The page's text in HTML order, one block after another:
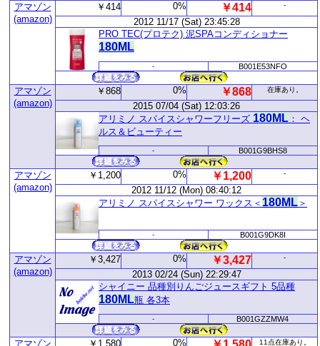
アマゾン
(amazon)
￥414 0% ￥414 -
2012 11/17 (Sat) 23:45:28
PRO TEC(プロテク) 泥SPAコンディショナー
180ML
- B001E53NFO
アマゾン
(amazon)
￥868 0% ￥868 在庫あり。
2015 07/04 (Sat) 12:03:26
アリミノ スパイスシャワーフリーズ 180ML ： ヘ
ルス＆ビューティー
- B001G9BHS8
アマゾン
(amazon)
￥1,200 0% ￥1,200 -
2012 11/12 (Mon) 08:40:12
アリミノ スパイスシャワー ワックス＜ 180ML ＞
- B001G9DK8I
アマゾン
(amazon)
￥3,427 0% ￥3,427 -
2013 02/24 (Sun) 22:29:47
シャイニー 品種別りんごジュースギフト 5品種
180ML瓶 各3本
- B001GZZMW4
アマゾン ￥1,580 0% 11点在庫あり。